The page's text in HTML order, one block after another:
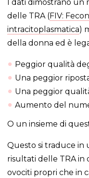
I dati dimostrano un
delle TRA (FIV:
intracitoplasmatica)
della donna ed è
Peggior qualità
Una peggior
Una peggior
Aumento del
O un insieme di
Questo si traduce in
risultati delle TRA in
ovociti propri che in